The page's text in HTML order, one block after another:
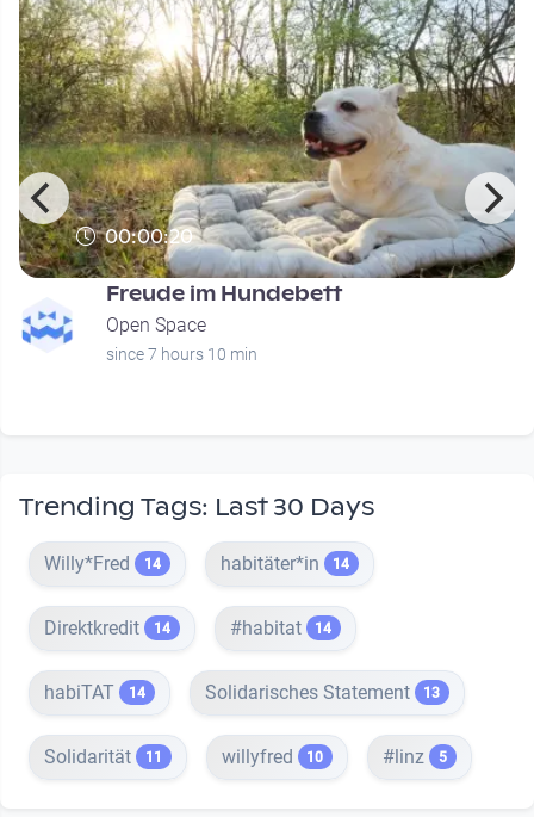
00:00:20
Freude im Hundebett
Open Space
since 7 hours 10 min
Trending Tags: Last 30 Days
Willy*Fred 14 habitäter*in 14
Direktkredit 14 #habitat 14
habiTAT 14 Solidarisches Statement 13
Solidarität 11 willyfred 10 #linz 5